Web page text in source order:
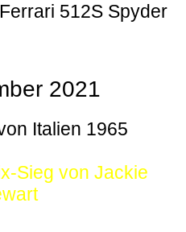
512S Spyder
2021
Italien 1965
Sieg von Jackie